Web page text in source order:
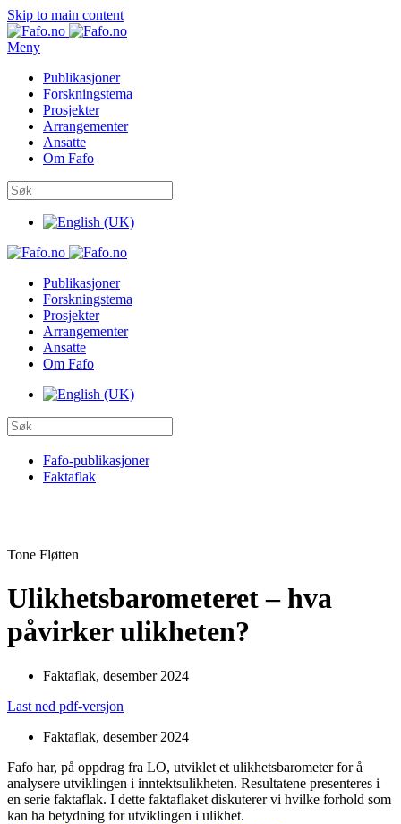
Skip to main content
Meny
Publikasjoner
Forskningstema
Prosjekter
Arrangementer
Ansatte
Om Fafo
Publikasjoner
Forskningstema
Prosjekter
Arrangementer
Ansatte
Om Fafo
Fafo-publikasjoner
Faktaflak
Tone Fløtten
Ulikhetsbarometeret – hva
påvirker ulikheten?
Faktaflak, desember 2024
Last ned pdf-versjon
Faktaflak, desember 2024
Fafo har, på oppdrag fra LO, utviklet et ulikhetsbarometer for å
analysere utviklingen i inntektsulikheten. Resultatene presenteres i
en serie faktaflak. I dette faktaflaket diskuterer vi hvilke forhold som
kan ha betydning for utviklingen i ulikhet.